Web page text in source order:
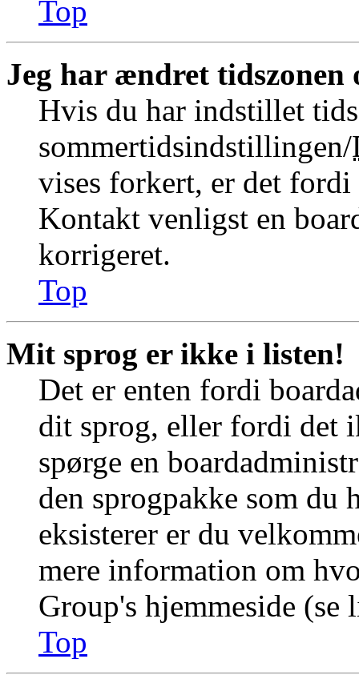
Top
Jeg har ændret
Hvis du har indstillet
sommertidsindstillingen/
vises forkert, er det
Kontakt venligst en
korrigeret.
Top
Mit sprog er ikke i listen!
Det er enten fordi
dit sprog, eller fordi det
spørge en
den sprogpakke som du
eksisterer er du
mere information om
Group's hjemmeside (se
Top